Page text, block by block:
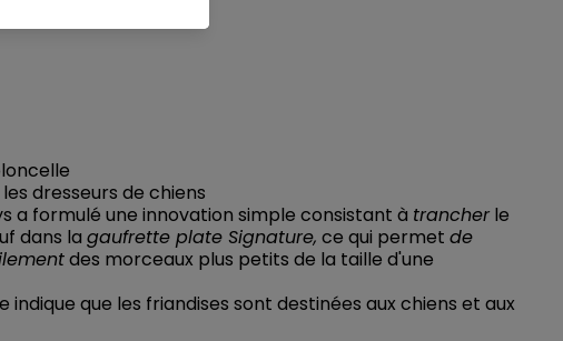
dresseurs de chiens
a formulé une innovation simple consistant à trancher le
dans la gaufrette plate Signature, ce qui permet de
des morceaux plus petits de la taille d'une
indique que les friandises sont destinées aux chiens et aux